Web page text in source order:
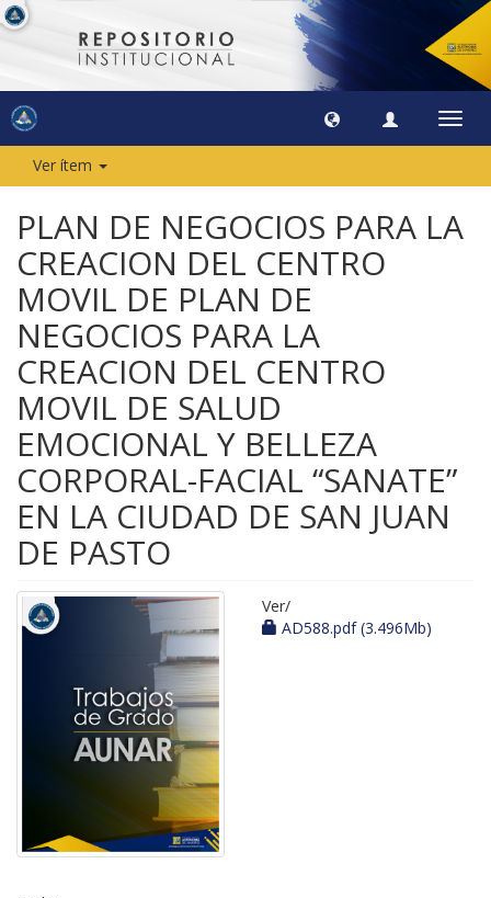
Ver ítem
PLAN DE NEGOCIOS PARA LA
CREACION DEL CENTRO
MOVIL DE PLAN DE
NEGOCIOS PARA LA
CREACION DEL CENTRO
MOVIL DE SALUD
EMOCIONAL Y BELLEZA
CORPORAL-FACIAL “SANATE”
EN LA CIUDAD DE SAN JUAN
DE PASTO
Ver/
AD588.pdf (3.496Mb)